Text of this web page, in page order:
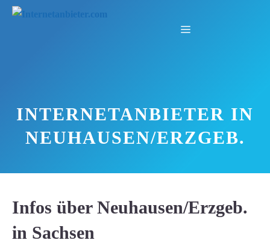
Zum
Menü
INTERNETANBIETER IN
NEUHAUSEN/ERZGEB.
Infos über Neuhausen/Erzgeb.
in Sachsen